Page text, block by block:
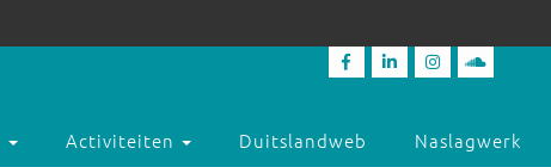
Activiteiten Duitslandweb Naslagwerk